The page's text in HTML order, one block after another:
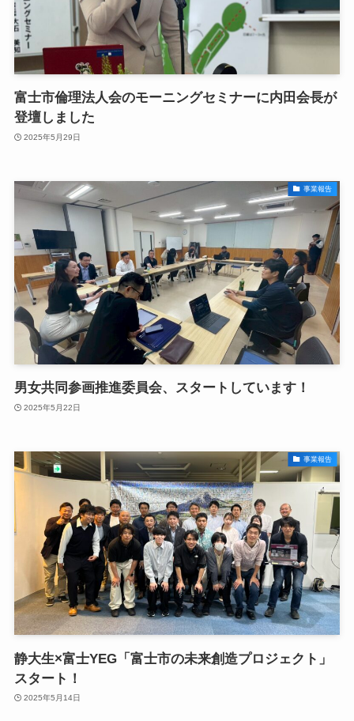
富士市倫理法人会のモーニングセミナーに内田会長が
登壇しました
2025年5月29日
事業報告
男女共同参画推進委員会、スタートしています！
2025年5月22日
事業報告
静大生×富士YEG「富士市の未来創造プロジェクト」
スタート！
2025年5月14日